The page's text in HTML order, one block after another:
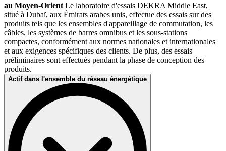
au Moyen-Orient Le laboratoire d'essais DEKRA Middle East,
situé à Dubaï, aux Émirats arabes unis, effectue des essais sur des
produits tels que les ensembles d'appareillage de commutation, les
câbles, les systèmes de barres omnibus et les sous-stations
compactes, conformément aux normes nationales et internationales
et aux exigences spécifiques des clients. De plus, des essais
préliminaires sont effectués pendant la phase de conception des
produits.
Actif dans l'ensemble du réseau énergétique